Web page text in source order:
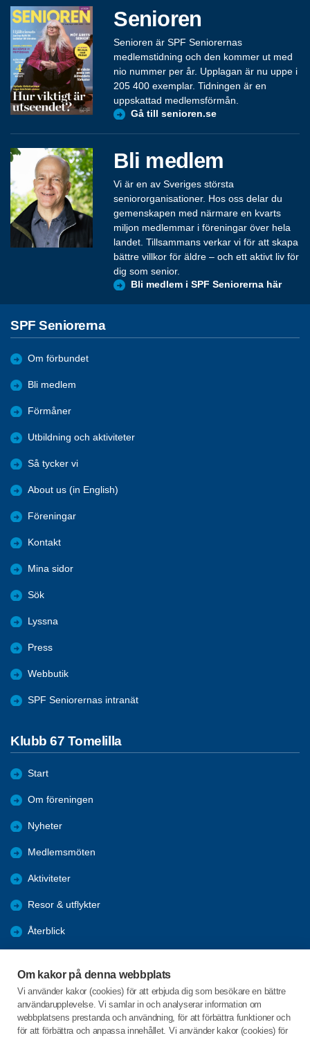
Om kakor på denna webbplats
Vi använder kakor (cookies) för att erbjuda dig som besökare en bättre
användarupplevelse. Vi samlar in och analyserar information om
webbplatsens prestanda och användning, för att förbättra funktioner och
för att förbättra och anpassa innehållet. Vi använder kakor (cookies) för
Senioren
Senioren är SPF Seniorernas
medlemstidning och den kommer ut med
nio nummer per år. Upplagan är nu uppe i
205 400 exemplar. Tidningen är en
uppskattad medlemsförmån.
Gå till senioren.se
Bli medlem
Vi är en av Sveriges största
seniororganisationer. Hos oss delar du
gemenskapen med närmare en kvarts
miljon medlemmar i föreningar över hela
landet. Tillsammans verkar vi för att skapa
bättre villkor för äldre – och ett aktivt liv för
dig som senior.
Bli medlem i SPF Seniorerna här
SPF Seniorerna
Om förbundet
Bli medlem
Förmåner
Utbildning och aktiviteter
Så tycker vi
About us (in English)
Föreningar
Kontakt
Mina sidor
Sök
Lyssna
Press
Webbutik
SPF Seniorernas intranät
Klubb 67 Tomelilla
Start
Om föreningen
Nyheter
Medlemsmöten
Aktiviteter
Resor & utflykter
Återblick
Bli medlem
Facebook